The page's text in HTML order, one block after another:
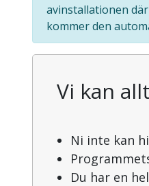
avinstallationen
kommer den
Vi kan
Ni inte kan
Du har en